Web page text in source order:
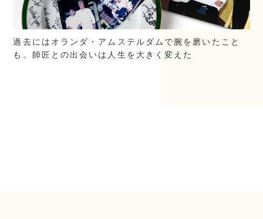
過去にはオランダ・アムステルダムで腕を磨いたこと
も。師匠との出会いは人生を大きく変えた